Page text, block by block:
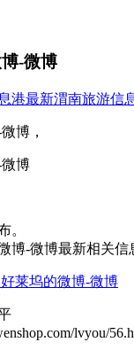
-微博
港最新渭南旅游信
博，
博
。
博-微博最新相关信
莱坞的微博-微博
lvyou/